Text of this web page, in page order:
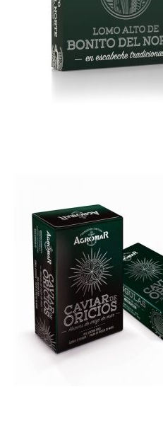
QUICK VIEW
AÑADIR AL CARRITO
QUICK VIEW